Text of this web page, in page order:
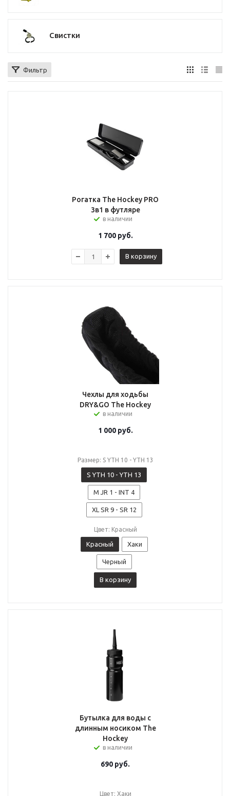
Свистки
Фильтр
Рогатка The Hockey PRO
3в1 в футляре
в наличии
1 700руб.
В корзину
Чехлы для ходьбы
DRY&GO The Hockey
в наличии
1 000руб.
Размер: S YTH 10 - YTH 13
S YTH 10 - YTH 13
M JR 1 - INT 4
XL SR 9 - SR 12
Цвет: Красный
Красный Хаки
Черный
В корзину
Бутылка для воды с
длинным носиком The
Hockey
в наличии
690 руб.
Цвет: Хаки